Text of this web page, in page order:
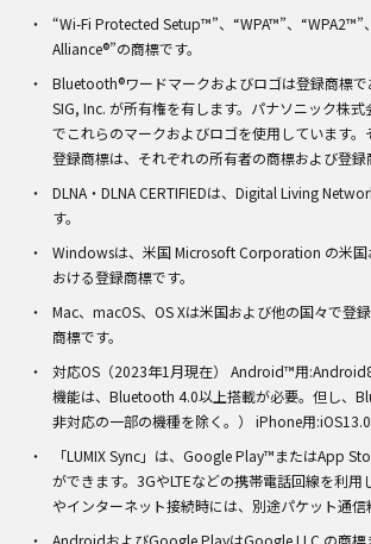
“Wi-Fi Protected Setup™”、“WPA™”、“WPA2™”
Alliance®”の商標です。
Bluetooth®ワードマークおよびロゴは登録商標
SIG, Inc. が所有権を有します。パナソニック株
でこれらのマークおよびロゴを使用しています
登録商標は、それぞれの所有者の商標および登録
DLNA・DLNA CERTIFIEDは、Digital Living
す。
Windowsは、米国 Microsoft Corporation の米国
おける登録商標です。
Mac、macOS、OS Xは米国および他の国々で登
商標です。
対応OS（2023年1月現在） Android™用
機能は、Bluetooth 4.0以上搭載が必要。但し、
非対応の一部の機種を除く。） iPhone用:iOS13.0
「LUMIX Sync」は、Google Play™またはApp
ができます。3GやLTEなどの携帯電話回線を利用
やインターネット接続時には、別途パケット通信
AndroidおよびGoogle PlayはGoogle LLC.の商標